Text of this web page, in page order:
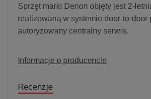
Sprzęt marki Denon objęty jest 2-
realizowaną w systemie door-to-door
autoryzowany centralny serwis.
Informacje o producencie
Recenzje